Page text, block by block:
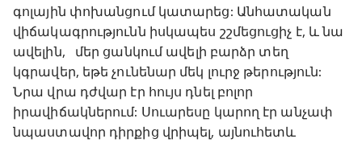
գոլային փոխանցում կատարեց: Անհատական
վիճակագրությունն իսկապես շշմեցուցիչ է, և նա
ավելին, մեր ցանկում ավելի բարձր տեղ
կգրավեր, եթե չունենար մեկ լուրջ թերություն:
Նրա վրա դժվար էր հույս դնել բոլոր
իրավիճակներում: Սուարեսը կարող էր անչափ
նպաստավոր դիրքից վրիպել, այնուհետև